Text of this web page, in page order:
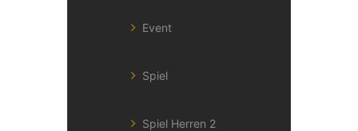
Event
Spiel
Spiel Herren 2